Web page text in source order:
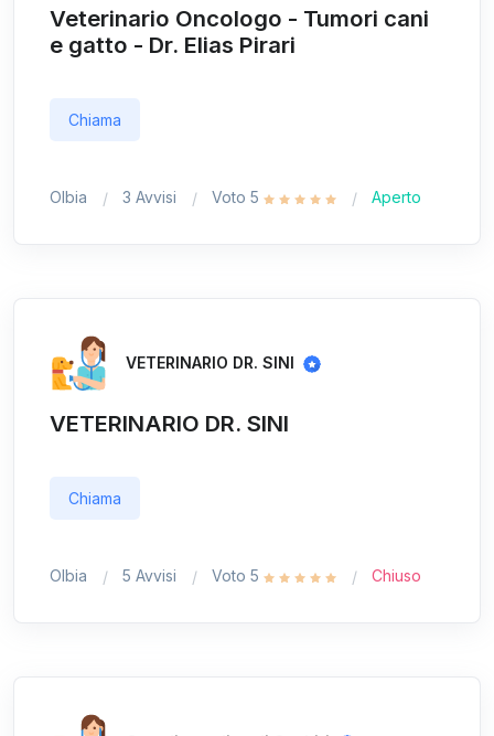
Veterinario Oncologo - Tumori cani
e gatto - Dr. Elias Pirari
Chiama
Olbia 3 Avvisi Voto 5 Aperto
VETERINARIO DR. SINI
VETERINARIO DR. SINI
Chiama
Olbia 5 Avvisi Voto 5 Chiuso